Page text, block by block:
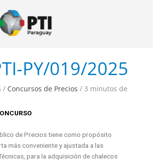
PY/019/2025
/ Concursos de Precios / 3 minutos de
de Precios tiene como propósito
más conveniente y ajustada a las
para la adquisición de chalecos